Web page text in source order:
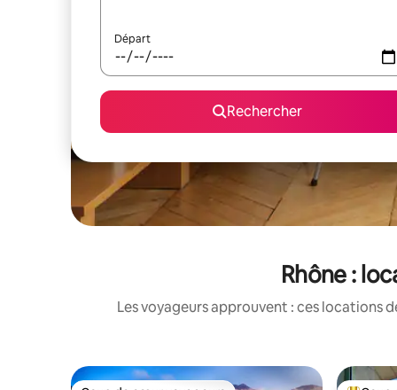
Départ
Rechercher
Rhône :
Les voyageurs approuvent : ces locations